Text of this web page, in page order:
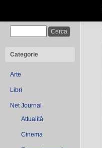
Categorie
Arte
Libri
Net Journal
Attualità
Cinema